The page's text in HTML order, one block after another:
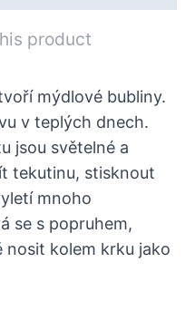
product
mýdlové bubliny.
v teplých dnech.
jsou světelné a
tekutinu, stisknout
mnoho
se s popruhem,
nosit kolem krku jako